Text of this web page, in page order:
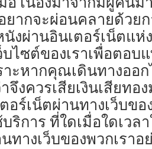
ากจะผ่อนคลายด้วยก
นังผ่านอินเตอร์เน็ตแ
ไซต์ของเราเพื่อตอบ
ะหากคุณเดินทางออ
จึงควรเสียเงินเสียทอ
ร์เน็ตผ่านทางเว็บขอ
ริการ ที่ใดเมื่อใดเว
ทางเว็บของพวกเรา